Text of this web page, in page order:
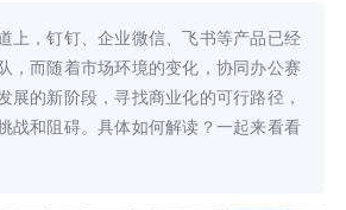
上，钉钉、企业微信、飞书等产品已经
，而随着市场环境的变化，协同办公赛
展的新阶段，寻找商业化的可行路径，
战和阻碍。具体如何解读？一起来看看